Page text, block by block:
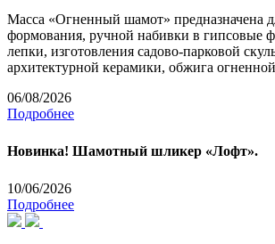
Масса «Огненный шамот» предназначена
формования, ручной набивки в гипсовые
лепки, изготовления садово-парковой
архитектурной керамики, обжига
06/08/2026
Подробнее
Новинка! Шамотный шликер «Лофт».
10/06/2026
Подробнее